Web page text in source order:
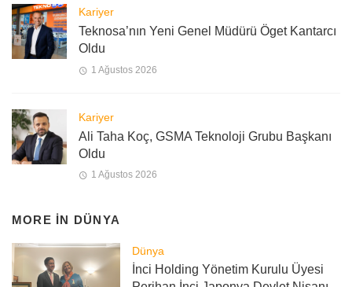
Kariyer
Teknosa’nın Yeni Genel Müdürü Öget Kantarcı
Oldu
1 Ağustos 2026
Kariyer
Ali Taha Koç, GSMA Teknoloji Grubu Başkanı
Oldu
1 Ağustos 2026
MORE IN DÜNYA
Dünya
İnci Holding Yönetim Kurulu Üyesi